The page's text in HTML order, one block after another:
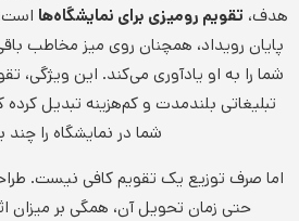
هدف، تقویم رومیزی برای نمایشگاه‌ها
پایان رویداد، همچنان روی میز مخاطب
شما را به او یادآوری می‌کند. این ویژگی،
تبلیغاتی بلندمدت و کم‌هزینه تبدیل
شما در نمایشگاه را چند
اما صرف توزیع یک تقویم کافی نیست.
حتی زمان تحویل آن، همگی بر میزان